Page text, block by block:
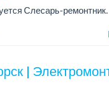
Слесарь-ремонтник.
|